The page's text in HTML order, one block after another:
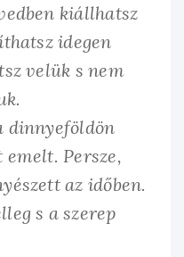
kiállhatsz
idegen
velük s nem
dinnyeföldön
Persze,
az időben.
s a szerep